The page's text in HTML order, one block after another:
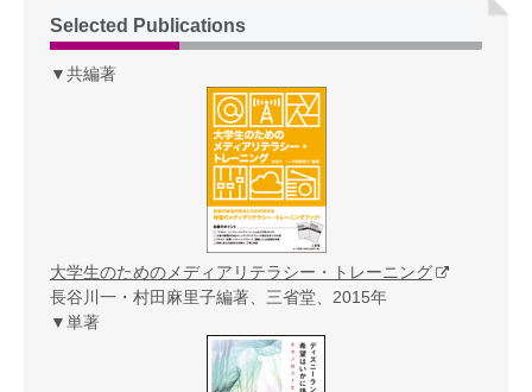
Selected Publications
▼共編著
大学生のためのメディアリテラシー・トレーニング
長谷川一・村田麻里子編著、三省堂、2015年
▼単著